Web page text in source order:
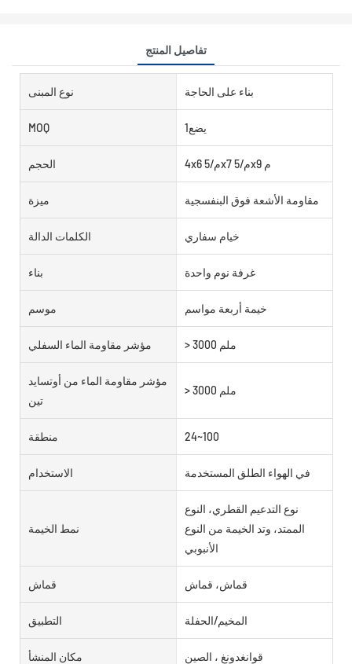
تفاصيل المنتج
نوع المبنى بناء على الحاجة
MOQ يضع1
الحجم 4x6 م/5x7 م/5x9 م
ميزة مقاومة الأشعة فوق البنفسجية
الكلمات الدالة خيام سفاري
بناء غرفة نوم واحدة
موسم خيمة أربعة مواسم
مؤشر مقاومة الماء السفلي > 3000 ملم
مؤشر مقاومة الماء من أوتسايد
تين
> 3000 ملم
منطقة 24~100
الاستخدام في الهواء الطلق المستخدمة
نمط الخيمة
نوع التدعيم القطري، النوع
الممتد، وتد الخيمة من النوع
الأنبوبي
قماش قماش، قماش
التطبيق المخيم/الحفلة
مكان المنشأ قوانغدونغ ، الصين